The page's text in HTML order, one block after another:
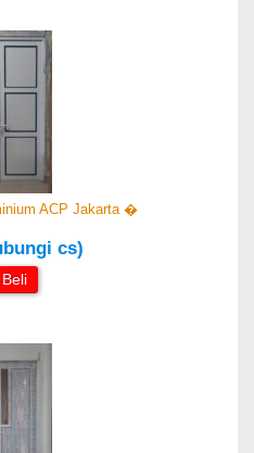
ACP Jakarta �
cs)
Beli